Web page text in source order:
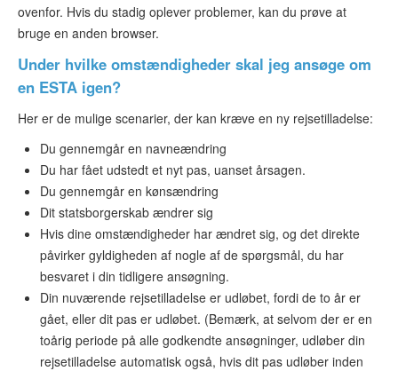
ovenfor. Hvis du stadig oplever problemer, kan du prøve at
bruge en anden browser.
Under hvilke omstændigheder skal jeg ansøge om
en ESTA igen?
Her er de mulige scenarier, der kan kræve en ny rejsetilladelse:
Du gennemgår en navneændring
Du har fået udstedt et nyt pas, uanset årsagen.
Du gennemgår en kønsændring
Dit statsborgerskab ændrer sig
Hvis dine omstændigheder har ændret sig, og det direkte
påvirker gyldigheden af nogle af de spørgsmål, du har
besvaret i din tidligere ansøgning.
Din nuværende rejsetilladelse er udløbet, fordi de to år er
gået, eller dit pas er udløbet. (Bemærk, at selvom der er en
toårig periode på alle godkendte ansøgninger, udløber din
rejsetilladelse automatisk også, hvis dit pas udløber inden